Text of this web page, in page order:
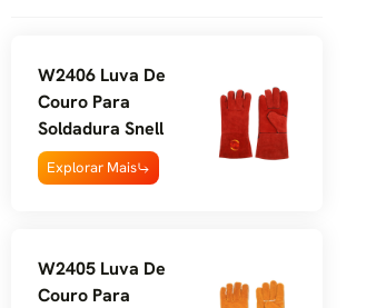
W2406 Luva De
Couro Para
Soldadura Snell
Explorar Mais
W2405 Luva De
Couro Para